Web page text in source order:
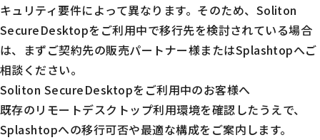
キュリティ要件によって異なります。そのため、Soliton
SecureDesktopをご利用中で移行先を検討されている場合
は、まずご契約先の販売パートナー様またはSplashtopへご
相談ください。
Soliton SecureDesktopをご利用中のお客様へ
既存のリモートデスクトップ利用環境を確認したうえで、
Splashtopへの移行可否や最適な構成をご案内します。